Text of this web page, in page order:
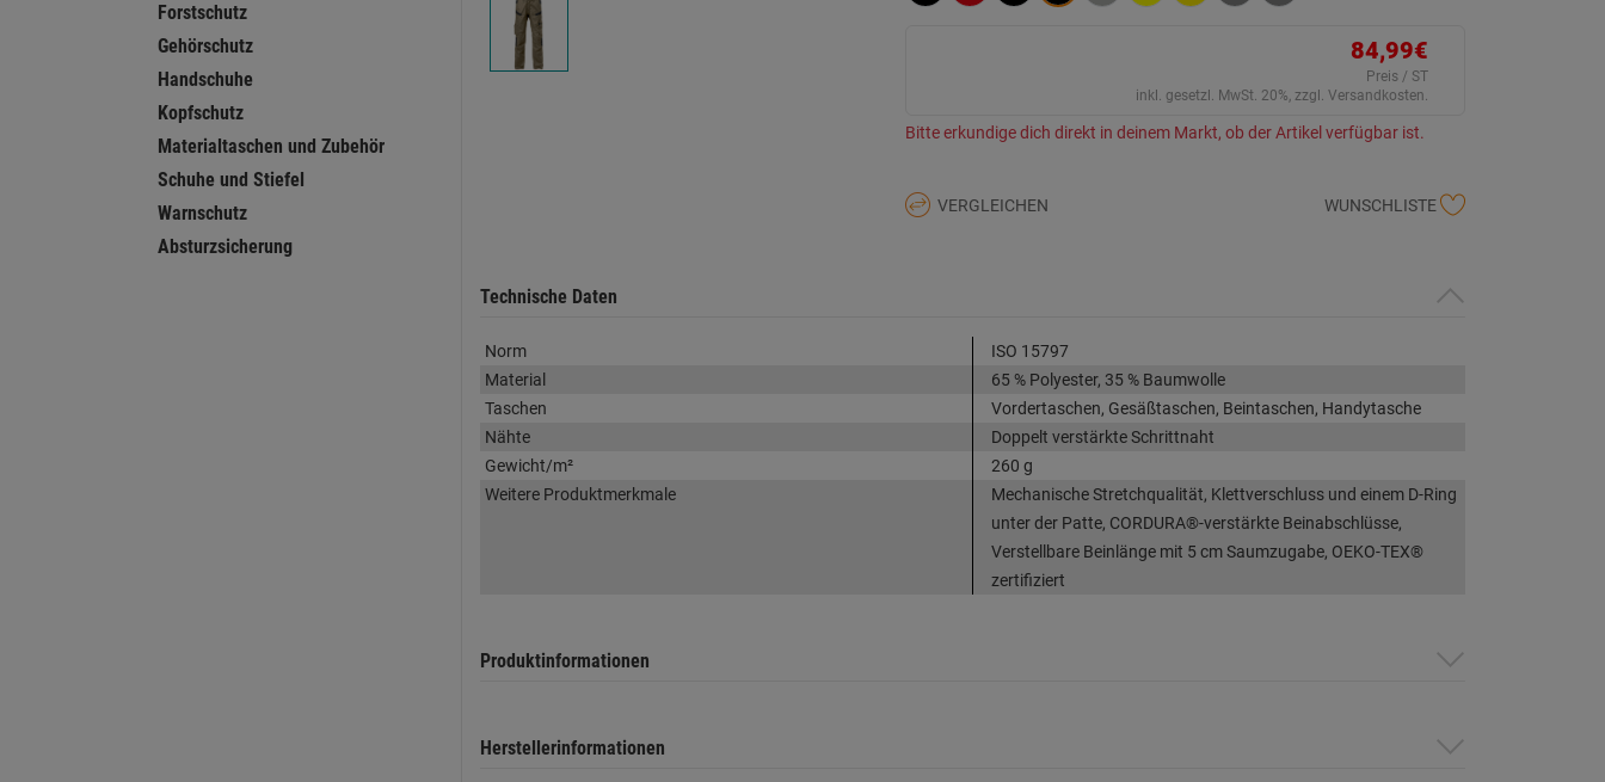
Forstschutz
Gehörschutz
Handschuhe
Kopfschutz
Materialtaschen und Zubehör
Schuhe und Stiefel
Warnschutz
Absturzsicherung
84,99€
Preis / ST
inkl. gesetzl. MwSt. 20%, zzgl. Versandkosten.
Bitte erkundige dich direkt in deinem Markt, ob der Artikel verfügbar ist.
VERGLEICHEN WUNSCHLISTE
Technische Daten
Norm
ISO 15797
Material
65 % Polyester, 35 % Baumwolle
Taschen
Vordertaschen, Gesäßtaschen, Beintaschen, Handytasche
Nähte
Doppelt verstärkte Schrittnaht
Gewicht/m²
260 g
Weitere Produktmerkmale
Mechanische Stretchqualität, Klettverschluss und einem D-Ring
unter der Patte, CORDURA®-verstärkte Beinabschlüsse,
Verstellbare Beinlänge mit 5 cm Saumzugabe, OEKO-TEX®
zertifiziert
Produktinformationen
Herstellerinformationen